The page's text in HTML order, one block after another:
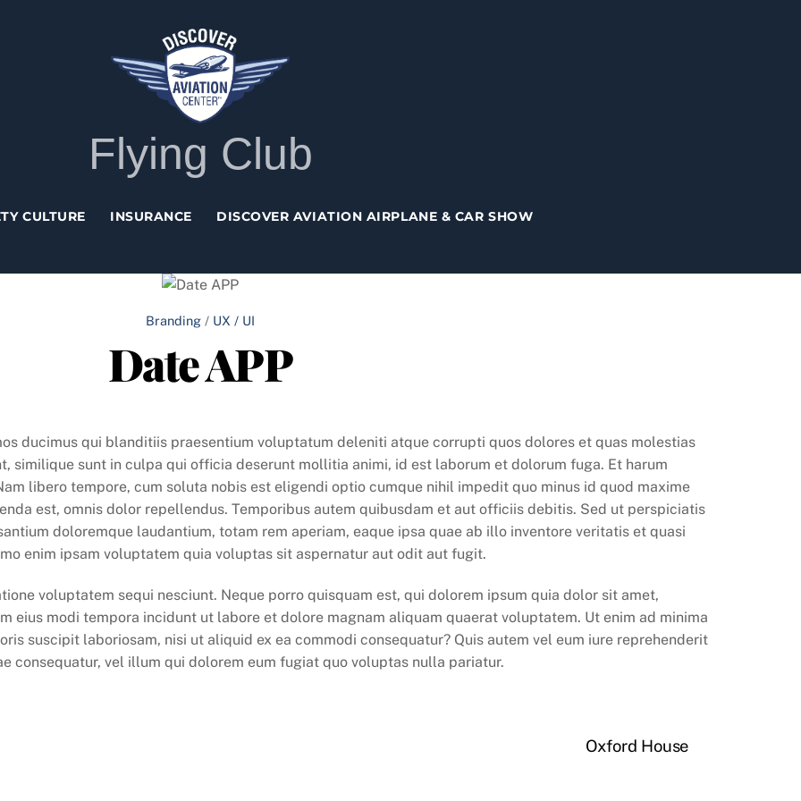
Flying Club
CULTURE INSURANCE DISCOVER AVIATION AIRPLANE & CAR SHOW
Branding / UX / UI
Date APP
ducimus qui blanditiis praesentium voluptatum deleniti atque corrupti quos dolores et quas molestias
similique sunt in culpa qui officia deserunt mollitia animi, id est laborum et dolorum fuga. Et harum
libero tempore, cum soluta nobis est eligendi optio cumque nihil impedit quo minus id quod maxime
est, omnis dolor repellendus. Temporibus autem quibusdam et aut officiis debitis. Sed ut perspiciatis
doloremque laudantium, totam rem aperiam, eaque ipsa quae ab illo inventore veritatis et quasi
enim ipsam voluptatem quia voluptas sit aspernatur aut odit aut fugit.
voluptatem sequi nesciunt. Neque porro quisquam est, qui dolorem ipsum quia dolor sit amet,
eius modi tempora incidunt ut labore et dolore magnam aliquam quaerat voluptatem. Ut enim ad minima
suscipit laboriosam, nisi ut aliquid ex ea commodi consequatur? Quis autem vel eum iure reprehenderit
consequatur, vel illum qui dolorem eum fugiat quo voluptas nulla pariatur.
Oxford House
To
Top